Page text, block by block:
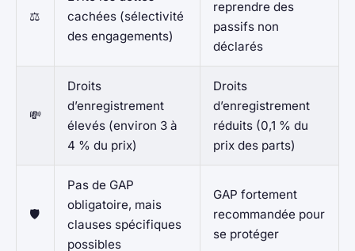
⚖️
cachées (sélectivité
des engagements)
reprendre des
passifs non
déclarés
💸
Droits
d’enregistrement
élevés (environ 3 à
4 % du prix)
Droits
d’enregistrement
réduits (0,1 % du
prix des parts)
🛡️
Pas de GAP
obligatoire, mais
clauses spécifiques
possibles
GAP fortement
recommandée pour
se protéger